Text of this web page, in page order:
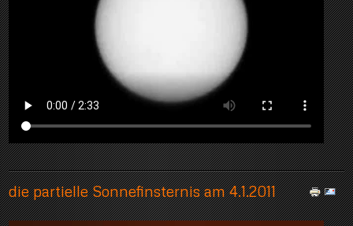
die partielle Sonnefinsternis am 4.1.2011